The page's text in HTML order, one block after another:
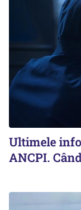
Ultimele
ANCPI.